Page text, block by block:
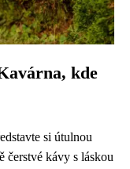
kde
si útulnou
čerstvé kávy s láskou